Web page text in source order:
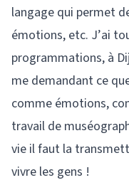
langage qui permet
émotions, etc. J’ai
programmations, à
me demandant ce
comme émotions,
travail de
vie il faut la
vivre les gens !